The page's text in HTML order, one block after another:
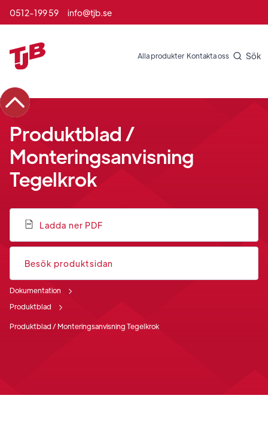
0512-199 59 info@tjb.se
Alla produkter Kontakta oss Sök
Produktblad /
Monteringsanvisning
Tegelkrok
Ladda ner PDF
Besök produktsidan
Dokumentation
Produktblad
Produktblad / Monteringsanvisning Tegelkrok